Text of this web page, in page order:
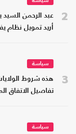
2
عبد الرحمن السيد
أريد تمويل
3
سياسة
هذه شروط
تفاصيل الاتفاق
سياسة